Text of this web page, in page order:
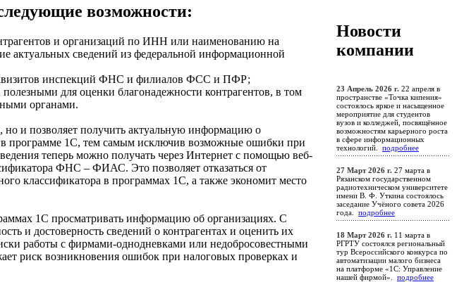
возможности:
и организаций по ИНН или наименованию на
сведений из федеральной информационной
инспекций ФНС и филиалов ФСС и ПФР;
для оценки благонадежности контрагентов, в том
органами.
но и позволяет получить актуальную информацию о
в программе 1С, тем самым исключив возможные ошибки при
теперь можно получать через Интернет с помощью веб-
ФНС – ФИАС. Это позволяет отказаться от
классификатора в программах 1С, а также экономит место
1С просматривать информацию об организациях. С
и достоверность сведений о контрагентах и оценить их
работы с фирмами-однодневками или недобросовестными
риск возникновения ошибок при налоговых проверках и
Новости
компании
23 Апрель 2026 г. 22 апреля в
пространстве «Точка кипения»
состоялось яркое и насыщенное
мероприятие для студентов
вузов и колледжей, посвящённое
возможностям карьерного роста
в сфере информационных
технологий. подробнее
27 Март 2026 г. 27 марта в
Рязанском государственном
радиотехническом университете
имени В. Ф. Уткина состоялось
заседание Учёного совета 2026
года. подробнее
18 Март 2026 г. 11 марта в
РГРТУ состоялся региональный
тур Всероссийского конкурса по
автоматизации малого бизнеса
на платформе «1С: Управление
нашей фирмой». подробнее